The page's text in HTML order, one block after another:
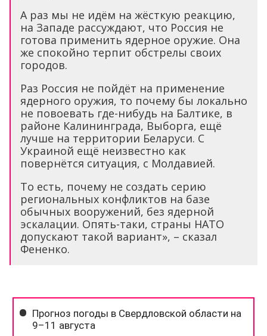
А раз мы не идём на жёсткую реакцию,
на Западе рассуждают, что Россия не
готова применить ядерное оружие. Она
же спокойно терпит обстрелы своих
городов.
Раз Россия не пойдёт на применение
ядерного оружия, то почему бы локально
не повоевать где-нибудь на Балтике, в
районе Калининграда, Выборга, ещё
лучше на территории Беларуси. С
Украиной ещё неизвестно как
повернётся ситуация, с Молдавией.
То есть, почему не создать серию
региональных конфликтов на базе
обычных вооружений, без ядерной
эскалации. Опять-таки, страны НАТО
допускают такой вариант», – сказал
Фененко.